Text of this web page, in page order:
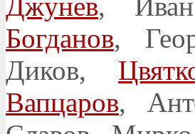
Джунев,
Богданов,
Диков,
Вапцаров,